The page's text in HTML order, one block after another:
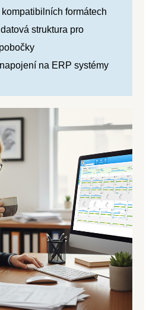
formátech
struktura pro
na ERP systémy